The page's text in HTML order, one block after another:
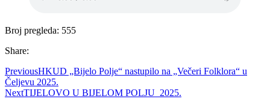
Broj pregleda: 555
Share:
PreviousHKUD „Bijelo Polje“ nastupilo na „Večeri Folklora“ u
Čeljevu 2025.
NextTIJELOVO U BIJELOM POLJU 2025.